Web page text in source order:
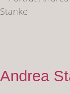
Andrea